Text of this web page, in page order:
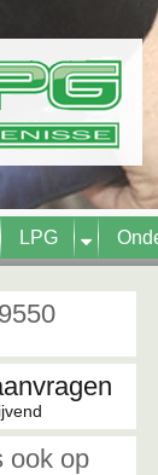
LPG 
ook op